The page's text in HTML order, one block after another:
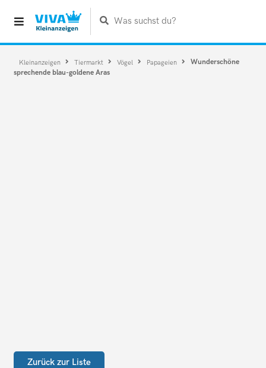
Was suchst du?
Kleinanzeigen Tiermarkt Vögel Papageien
Wunderschöne
sprechende blau-goldene Aras
Zurück zur Liste